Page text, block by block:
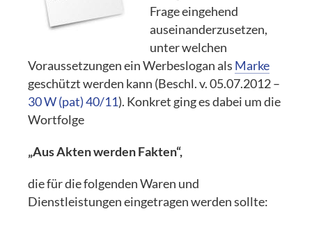
Frage eingehend
auseinanderzusetzen,
unter welchen
Voraussetzungen ein Werbeslogan als Marke
geschützt werden kann (Beschl. v. 05.07.2012 –
30 W (pat) 40/11). Konkret ging es dabei um die
Wortfolge
„Aus Akten werden Fakten“,
die für die folgenden Waren und
Dienstleistungen eingetragen werden sollte: